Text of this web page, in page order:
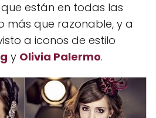
están en todas las
más que razonable, y a
a iconos de estilo
y Olivia Palermo.